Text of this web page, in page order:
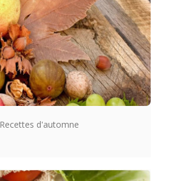
Recettes d'automne